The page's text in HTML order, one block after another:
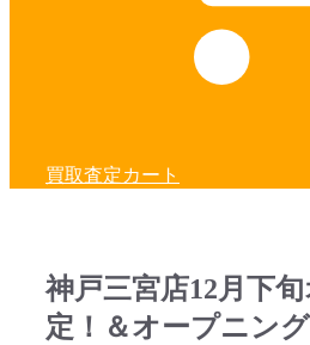
買取査定カート
神戸三宮店12月下
定！＆オープニン